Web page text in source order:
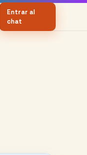
Entrar al
chat